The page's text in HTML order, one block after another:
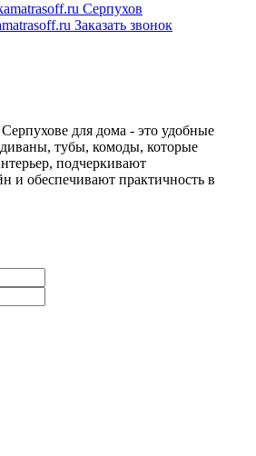
Серпухов
Заказать звонок
для дома - это удобные
тубы, комоды, которые
подчеркивают
и обеспечивают практичность в